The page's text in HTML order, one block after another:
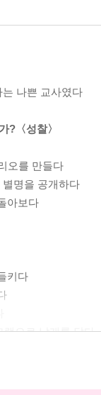
는 나쁜 교사였다
?〈성찰〉
오를 만들다
명을 공개하다
아보다
키다
램으로 날개를 달다